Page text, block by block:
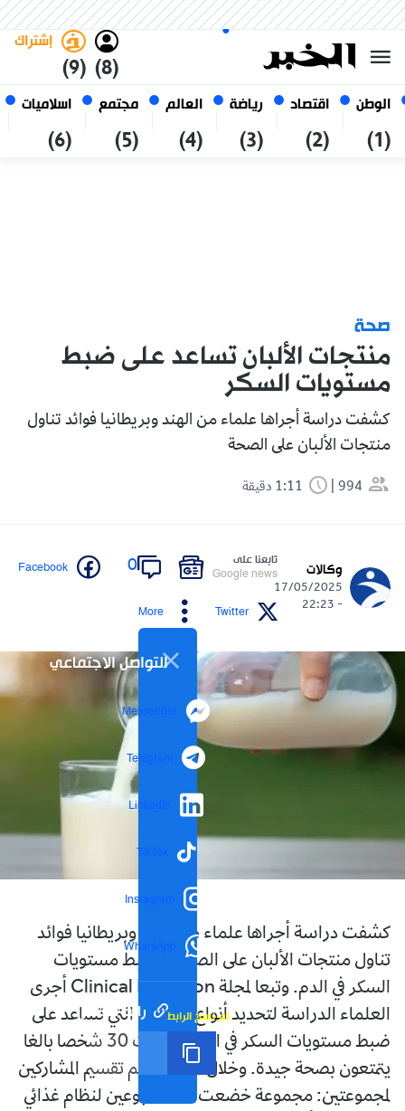
الوطن
(1)
اقتصاد
(2)
رياضة
(3)
العالم
(4)
مجتمع
(5)
اسلاميات
(6)
(8)
إشتراك
(9)
أغسطس 2026
الجزائر
صحة
منتجات الألبان تساعد على ضبط
مستويات السكر
كشفت دراسة أجراها علماء من الهند وبريطانيا فوائد تناول
منتجات الألبان على الصحة
994
وكالات
17/05/2025
- 22:23
تابعنا على
Google news
0
Facebook
Twitter
More
التواصل الاجتماعي
Messenger
Telegram
LinkedIn
TikTok
Instagram
WhatsApp
رابط مختصر تم نسخ الرابط
كشفت دراسة أجراها علماء من الهند وبريطانيا فوائد
تناول منتجات الألبان على الصحة، وضبط مستويات
السكر في الدم. وتبعا لمجلة Clinical Nutrition أجرى
العلماء الدراسة لتحديد أنواع الأطعمة التي تساعد على
ضبط مستويات السكر في الدم، وشملت 30 شخصا بالغا
يتمتعون بصحة جيدة. وخلال الدراسة تم تقسيم المشاركين
لمجموعتين: مجموعة خضعت لمدة أسبوعين لنظام غذائي